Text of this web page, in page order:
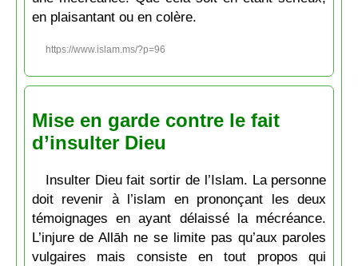
en plaisantant ou en colère.
https://www.islam.ms/?p=96
Mise en garde contre le fait
d’insulter Dieu
Insulter Dieu fait sortir de l’Islam. La personne
doit revenir à l’islam en prononçant les deux
témoignages en ayant délaissé la mécréance.
L’injure de Allāh ne se limite pas qu’aux paroles
vulgaires mais consiste en tout propos qui